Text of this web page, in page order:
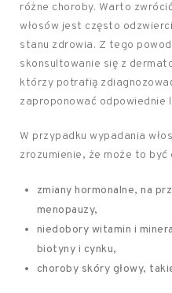
różne choroby. Warto
włosów jest często
stanu zdrowia. Z tego
skonsultowanie się z
którzy potrafią
zaproponować odpowiednie
W przypadku wypadania
zrozumienie, że może to
zmiany hormonalne, na
menopauzy,
niedobory witamin i
biotyny i cynku,
choroby skóry głowy,